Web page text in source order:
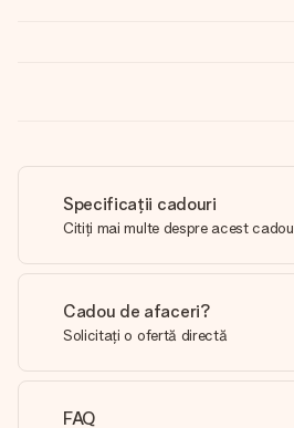
Specificații cadouri
Citiți mai multe despre acest cadou
Cadou de afaceri?
Solicitați o ofertă directă
FAQ